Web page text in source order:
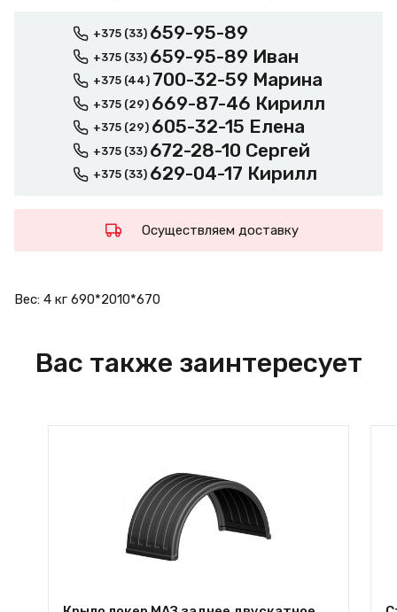
+375 (33) 659-95-89
+375 (33) 659-95-89 Иван
+375 (44) 700-32-59 Марина
+375 (29) 669-87-46 Кирилл
+375 (29) 605-32-15 Елена
+375 (33) 672-28-10 Сергей
+375 (33) 629-04-17 Кирилл
Осуществляем доставку
Вес: 4 кг 690*2010*670
Вас также заинтересует